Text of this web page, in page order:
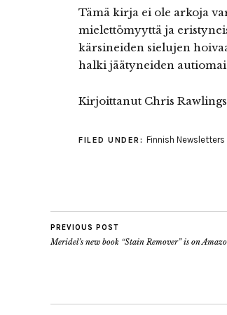
Tämä kirja ei ole arkoja
mielettömyyttä ja
kärsineiden sielujen
halki jäätyneiden
Kirjoittanut Chris
FILED UNDER: Finnish Newsletters
PREVIOUS POST
Meridel’s new book “Stain Remover” is on